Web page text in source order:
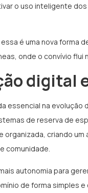
o uso inteligente
é uma nova forma
onde o convívio
digital
essencial na
de reserva de
organizada, criando
comunidade.
autonomia para
de forma simples